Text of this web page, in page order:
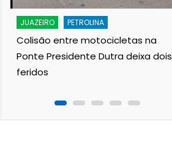
JUAZEIRO PETROLINA
Colisão entre motocicletas na
Ponte Presidente Dutra deixa dois
feridos